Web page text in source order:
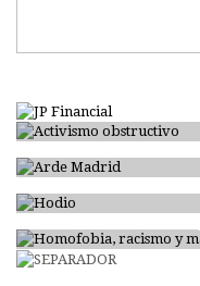
Activismo obstructivo